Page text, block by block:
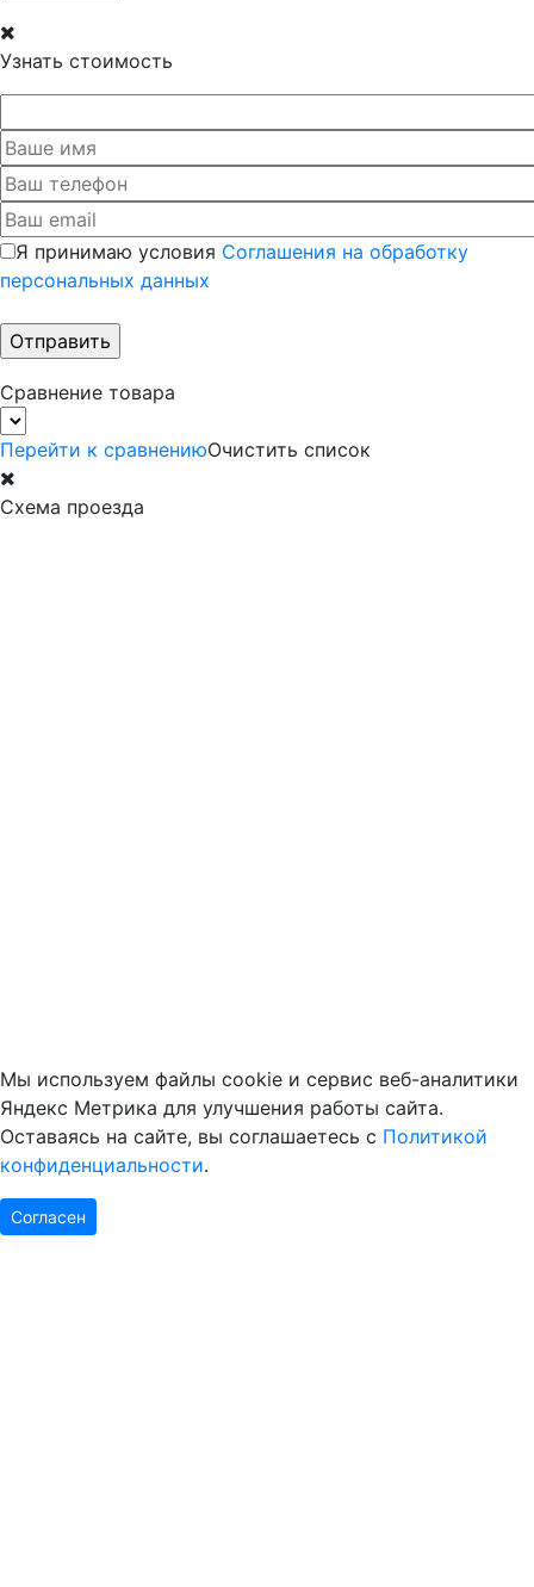
Узнать стоимость
Я принимаю условия Соглашения на обработку
персональных данных
Сравнение товара
Перейти к сравнениюОчистить список
Схема проезда
Мы используем файлы cookie и сервис веб-аналитики
Яндекс Метрика для улучшения работы сайта.
Оставаясь на сайте, вы соглашаетесь с Политикой
конфиденциальности.
Согласен